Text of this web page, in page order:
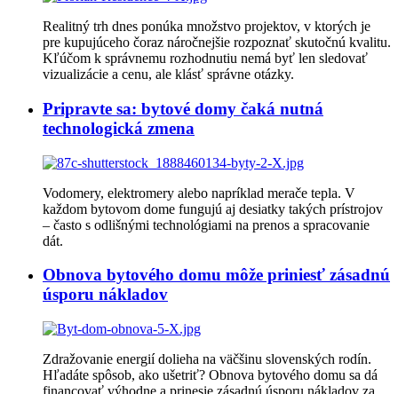
Realitný trh dnes ponúka množstvo projektov, v ktorých je
pre kupujúceho čoraz náročnejšie rozpoznať skutočnú kvalitu.
Kľúčom k správnemu rozhodnutiu nemá byť len sledovať
vizualizácie a cenu, ale klásť správne otázky.
Pripravte sa: bytové domy čaká nutná
technologická zmena
Vodomery, elektromery alebo napríklad merače tepla. V
každom bytovom dome fungujú aj desiatky takých prístrojov
– často s odlišnými technológiami na prenos a spracovanie
dát.
Obnova bytového domu môže priniesť zásadnú
úsporu nákladov
Zdražovanie energií dolieha na väčšinu slovenských rodín.
Hľadáte spôsob, ako ušetriť? Obnova bytového domu sa dá